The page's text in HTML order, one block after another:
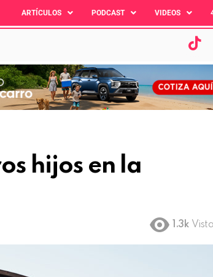
ARTÍCULOS PODCAST VIDEOS
hijos en la
1.3k